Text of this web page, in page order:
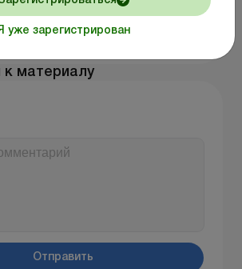
ко всем материалам
к материалу
Отправить
уже зарегистрирован